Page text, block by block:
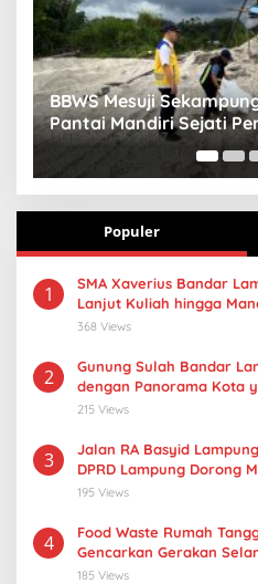
Sebut Kental Manis
Pringsewu Gandeng
Gizi Anak
Populer
1
SMA Xaverius Bandar
Lanjut Kuliah hingga
368 Views
2
Gunung Sulah Bandar
dengan Panorama Kota
215 Views
3
Jalan RA Basyid
DPRD Lampung Dorong
195 Views
4
Food Waste Rumah
Gencarkan Gerakan
185 Views